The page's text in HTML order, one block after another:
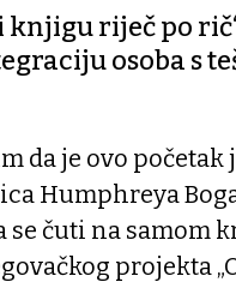
knjigu riječ po
osoba s
da je ovo
Humphreya
se čuti na samom
projekta